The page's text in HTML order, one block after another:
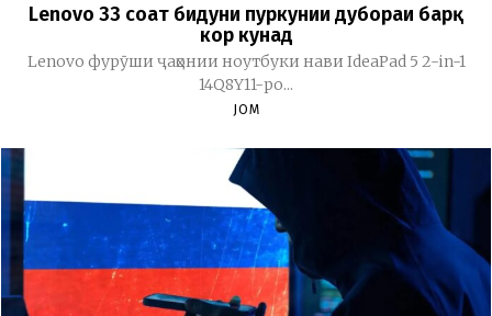
Lenovo 33 соат бидуни пуркунии дубораи барқ
кор кунад
Lenovo фурӯши ҷаҳонии ноутбуки нави IdeaPad 5 2-in-1
14Q8Y11-ро...
JOM